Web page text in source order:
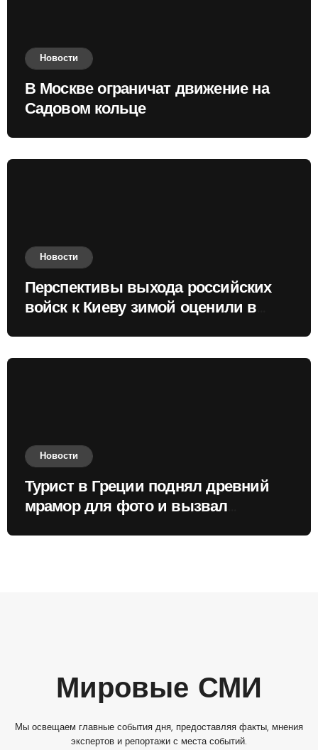
Новости
В Москве ограничат движение на
Садовом кольце
Новости
Перспективы выхода российских
войск к Киеву зимой оценили в
Новости
Турист в Греции поднял древний
мрамор для фото и вызвал
Мировые СМИ
Мы освещаем главные события дня, предоставляя факты, мнения
экспертов и репортажи с места событий.